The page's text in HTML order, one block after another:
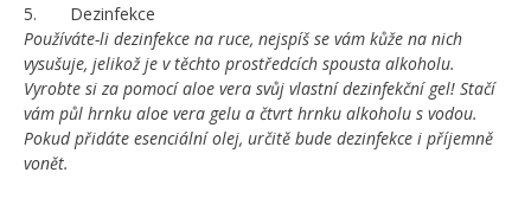
5. Dezinfekce
Používáte-li dezinfekce na ruce, nejspíš se vám kůže na nich
vysušuje, jelikož je v těchto prostředcích spousta alkoholu.
Vyrobte si za pomocí aloe vera svůj vlastní dezinfekční gel! Stačí
vám půl hrnku aloe vera gelu a čtvrt hrnku alkoholu s vodou.
Pokud přidáte esenciální olej, určitě bude dezinfekce i příjemně
vonět.